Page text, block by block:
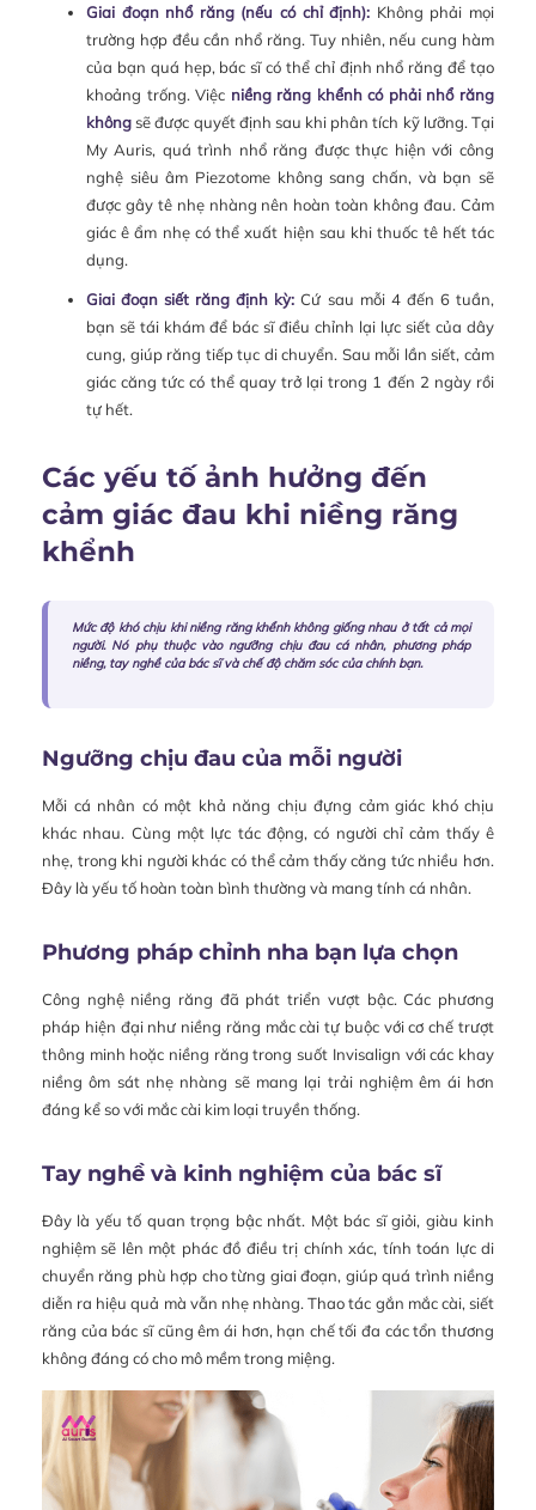
Giai đoạn nhổ răng (nếu có chỉ định): Không phải mọi
trường hợp đều cần nhổ răng. Tuy nhiên, nếu cung hàm
của bạn quá hẹp, bác sĩ có thể chỉ định nhổ răng để tạo
khoảng trống. Việc niềng răng khểnh có phải nhổ răng
khôngsẽ được quyết định sau khi phân tích kỹ lưỡng. Tại
My Auris, quá trình nhổ răng được thực hiện với công
nghệ siêu âm Piezotome không sang chấn, và bạn sẽ
được gây tê nhẹ nhàng nên hoàn toàn không đau. Cảm
giác ê ẩm nhẹ có thể xuất hiện sau khi thuốc tê hết tác
dụng.
Giai đoạn siết răng định kỳ: Cứ sau mỗi 4 đến 6 tuần,
bạn sẽ tái khám để bác sĩ điều chỉnh lại lực siết của dây
cung, giúp răng tiếp tục di chuyển. Sau mỗi lần siết, cảm
giác căng tức có thể quay trở lại trong 1 đến 2 ngày rồi
tự hết.
Các yếu tố ảnh hưởng đến
cảm giác đau khi niềng răng
khểnh
Mức độ khó chịu khi niềng răng khểnh không giống nhau ở tất cả mọi
người. Nó phụ thuộc vào ngưỡng chịu đau cá nhân, phương pháp
niềng, tay nghề của bác sĩ và chế độ chăm sóc của chính bạn.
Ngưỡng chịu đau của mỗi người
Mỗi cá nhân có một khả năng chịu đựng cảm giác khó chịu
khác nhau. Cùng một lực tác động, có người chỉ cảm thấy ê
nhẹ, trong khi người khác có thể cảm thấy căng tức nhiều hơn.
Đây là yếu tố hoàn toàn bình thường và mang tính cá nhân.
Phương pháp chỉnh nha bạn lựa chọn
Công nghệ niềng răng đã phát triển vượt bậc. Các phương
pháp hiện đại như niềng răng mắc cài tự buộc với cơ chế trượt
thông minh hoặc niềng răng trong suốt Invisalign với các khay
niềng ôm sát nhẹ nhàng sẽ mang lại trải nghiệm êm ái hơn
đáng kể so với mắc cài kim loại truyền thống.
Tay nghề và kinh nghiệm của bác sĩ
Đây là yếu tố quan trọng bậc nhất. Một bác sĩ giỏi, giàu kinh
nghiệm sẽ lên một phác đồ điều trị chính xác, tính toán lực di
chuyển răng phù hợp cho từng giai đoạn, giúp quá trình niềng
diễn ra hiệu quả mà vẫn nhẹ nhàng. Thao tác gắn mắc cài, siết
răng của bác sĩ cũng êm ái hơn, hạn chế tối đa các tổn thương
không đáng có cho mô mềm trong miệng.